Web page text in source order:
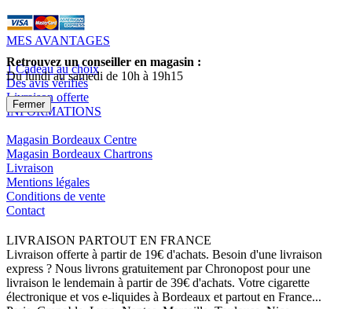
MES AVANTAGES
1 Cadeau au choix
Des avis vérifiés
Livraison offerte
INFORMATIONS
Magasin Bordeaux Centre
Magasin Bordeaux Chartrons
Livraison
Mentions légales
Conditions de vente
Contact
LIVRAISON PARTOUT EN FRANCE
Livraison offerte à partir de 19€ d'achats. Besoin d'une livraison
express ? Nous livrons gratuitement par Chronopost pour une
livraison le lendemain à partir de 39€ d'achats. Votre cigarette
électronique et vos e-liquides à Bordeaux et partout en France...
Retrouvez un conseiller en magasin :
Du lundi au samedi de 10h à 19h15
Fermer